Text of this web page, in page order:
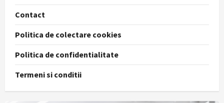
Contact
Politica de colectare cookies
Politica de confidentialitate
Termeni si conditii